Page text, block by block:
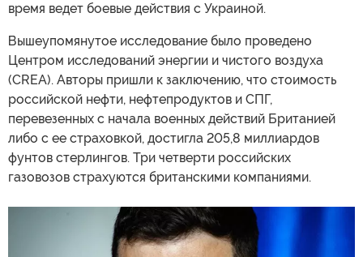
время ведет боевые действия с Украиной.
Вышеупомянутое исследование было проведено
Центром исследований энергии и чистого воздуха
(CREA). Авторы пришли к заключению, что стоимость
российской нефти, нефтепродуктов и СПГ,
перевезенных с начала военных действий Британией
либо с ее страховкой, достигла 205,8 миллиардов
фунтов стерлингов. Три четверти российских
газовозов страхуются британскими компаниями.